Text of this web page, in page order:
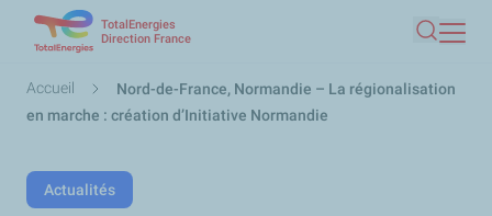
contenu
principal
TotalEnergies
Direction France
Fil
d'Ariane
Accueil
Nord-de-France, Normandie – La régionalisation
en marche : création d’Initiative Normandie
Actualités